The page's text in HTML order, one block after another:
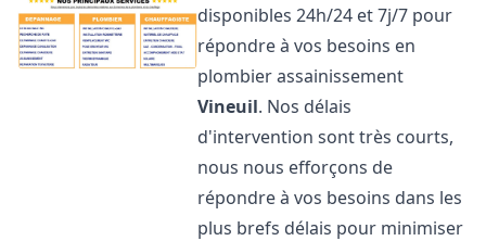
disponibles 24h/24 et 7j/7 pour
répondre à vos besoins en
plombier assainissement
Vineuil. Nos délais
d'intervention sont très courts,
nous nous efforçons de
répondre à vos besoins dans les
plus brefs délais pour minimiser